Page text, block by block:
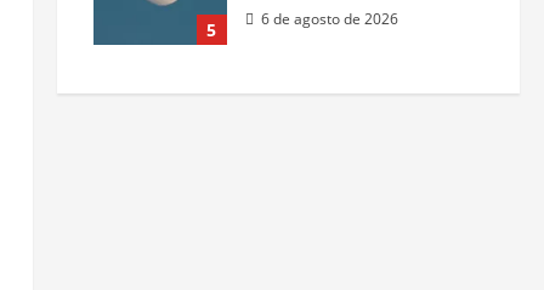
5
6 de agosto de 2026